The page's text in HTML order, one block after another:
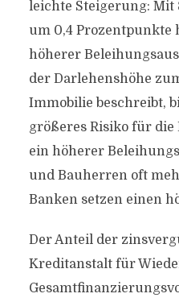
leichte Steigerung: Mit
um 0,4 Prozentpunkte
höherer
der Darlehenshöhe
Immobilie beschreibt,
größeres Risiko für
ein höherer
und Bauherren oft
Banken setzen einen
Der Anteil der
Kreditanstalt für